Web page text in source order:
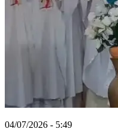
04/07/2026 - 5:49